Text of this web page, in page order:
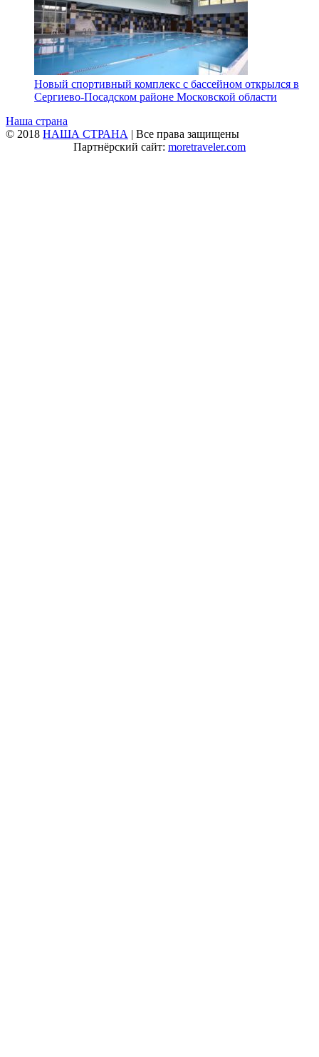
Новый спортивный комплекс с бассейном открылся в
Сергиево‑Посадском районе Московской области
Наша страна
© 2018 НАША СТРАНА | Все права защищены
Партнёрский сайт: moretraveler.com